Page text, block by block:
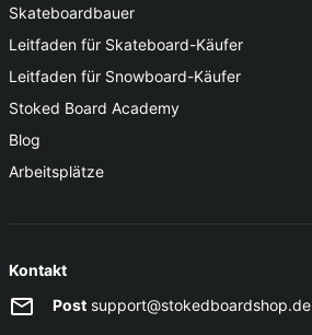
Skateboardbauer
Leitfaden für Skateboard-Käufer
Leitfaden für Snowboard-Käufer
Stoked Board Academy
Blog
Arbeitsplätze
Kontakt
Post support@stokedboardshop.de